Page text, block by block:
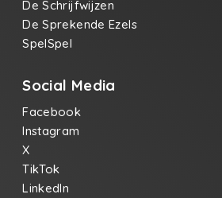
De Schrijfwijzen
De Sprekende Ezels
SpelSpel
Social Media
Facebook
Instagram
X
TikTok
LinkedIn